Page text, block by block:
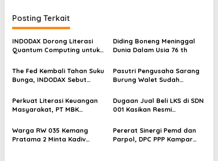
g
a
s
i
p
o
s
Posting Terkait
INDODAX Dorong Literasi
Quantum Computing untuk
Blockchain
Diding Boneng Meninggal
Dunia Dalam Usia 76 th
The Fed Kembali Tahan Suku
Bunga, INDODAX Sebut
Sentimen Pasar
Pasutri Pengusaha Sarang
Burung Walet Sudah
Pelapor Desak Polda Jambi
Segera Lakukan Penahanan
Perkuat Literasi Keuangan
Masyarakat, PT MBK
Karpet Masjid di Pakuhaji
Dugaan Jual Beli LKS di SDN
001 Kasikan Resmi
Kampar, Pemred – Pimum
Metroterkini.id Desak Usut
Kasus Ini
Warga RW 035 Kemang
Pratama 2 Minta Kadiv
Pererat Sinergi Pemd dan
Parpol, DPC PPP Kampar